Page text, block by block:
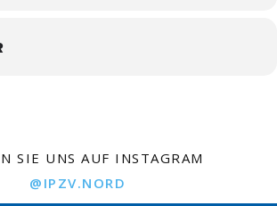
SIE UNS AUF INSTAGRAM
@IPZV.NORD